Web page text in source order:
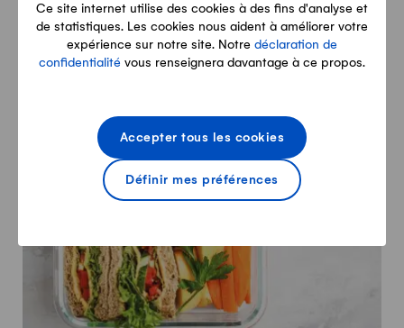
Ce site internet utilise des cookies à des fins d'analyse et
de statistiques. Les cookies nous aident à améliorer votre
expérience sur notre site. Notre déclaration de
confidentialité vous renseignera davantage à ce propos.
Définir mes préférences
Accepter tous les cookies
prenant du volume, elles prolongent la sensation de
satiété. Elles ne sont pas caloriques et on les trouve
surtout dans les légumineuses, les céréales